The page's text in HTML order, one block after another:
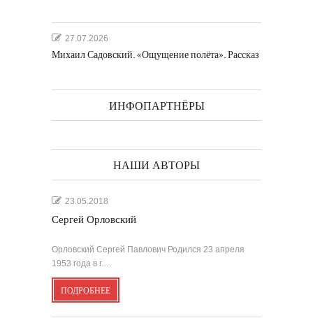
27.07.2026
Михаил Садовский. «Ощущение полёта». Рассказ
ИНФОПАРТНЁРЫ
НАШИ АВТОРЫ
23.05.2018
Сергей Орловский
Орловский Сергей Павлович Родился 23 апреля
1953 года в г.…
ПОДРОБНЕЕ